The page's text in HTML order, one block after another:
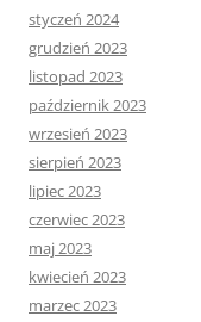
styczeń 2024
grudzień 2023
listopad 2023
październik 2023
wrzesień 2023
sierpień 2023
lipiec 2023
czerwiec 2023
maj 2023
kwiecień 2023
marzec 2023